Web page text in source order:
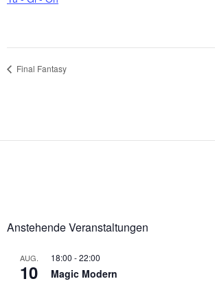
Final Fantasy
Anstehende Veranstaltungen
AUG.
10
18:00 -22:00
Magic Modern